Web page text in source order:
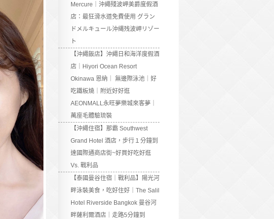
Mercure｜沖繩殘波岬美爵度假酒
店：最狂滑水道免費使用 グラン
ドメルキュール沖縄残波岬リゾー
ト
【沖繩飯店】沖繩日和海洋度假酒
店｜Hiyori Ocean Resort
Okinawa 恩納｜ 無邊際泳池｜好
吃鐵板燒｜附近好好逛
AEONMALL永旺夢樂城來客夢｜
萬座毛體驗琉裝
【沖繩住宿】那霸 Southwest
Grand Hotel 酒店，步行１分鐘到
達國際通商店街~好買好吃好逛
Vs. 戰利品
【泰國曼谷住宿｜戰利品】陽光河
畔泳裝美食，吃好住好｜The Salil
Hotel Riverside Bangkok 曼谷河
畔薩利爾酒店｜走路5分鐘到